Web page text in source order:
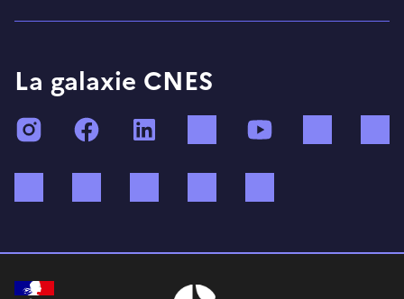
La galaxie CNES
InstagramFacebook TikTok